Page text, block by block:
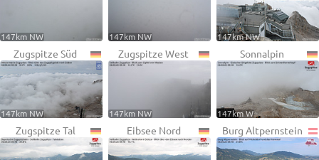
147km NW 147km NW 147km NW
Zugspitze Süd
147km NW
Zugspitze West
147km NW
Sonnalpin
147km W
Zugspitze Tal Eibsee Nord Burg Altpernstein